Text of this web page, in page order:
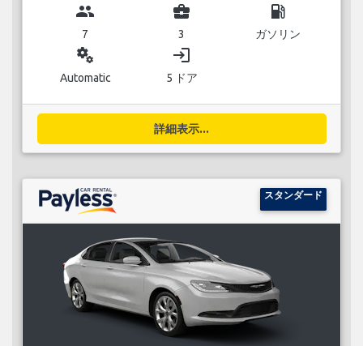
group
7
business_center
3
local_gas_station
ガソリン
miscellaneous_services
Automatic
login
5 ドア
詳細表示...
スタンダード